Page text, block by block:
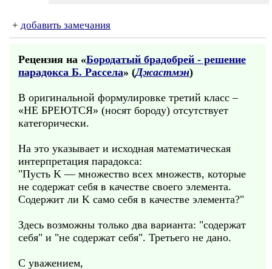
+ добавить замечания
Рецензия на «Бородатый брадобрей - решение
парадокса Б. Рассела» (Джастмэн)
В оригинальной формулировке третий класс –
«НЕ БРЕЮТСЯ» (носят бороду) отсутствует
категорически.
На это указывает и исходная математическая
интерпретация парадокса:
"Пусть K — множество всех множеств, которые
не содержат себя в качестве своего элемента.
Содержит ли K само себя в качестве элемента?"
Здесь возможны только два варианта: "содержат
себя" и "не содержат себя". Третьего не дано.
С уважением,